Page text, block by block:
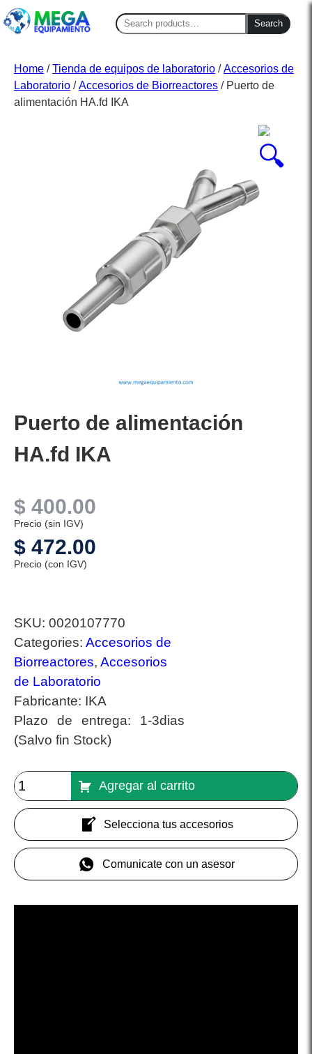
Search
for:
Search
Home /Tienda de equipos de laboratorio /Accesorios de
Laboratorio /Accesorios de Biorreactores / Puerto de
alimentación HA.fd IKA
Puerto de alimentación
HA.fd IKA
$ 400.00
Precio (sin IGV)
$ 472.00
Precio (con IGV)
SKU: 0020107770
Categories: Accesorios de
Biorreactores, Accesorios
de Laboratorio
Fabricante: IKA
Plazo de entrega: 1-3dias
(Salvo fin Stock)
Agregar al carrito
Selecciona tus accesorios
Comunicate con un asesor